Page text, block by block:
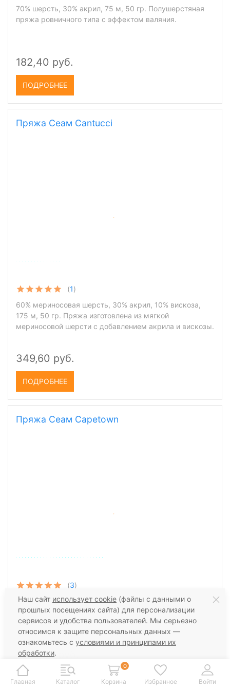
70% шерсть, 30% акрил, 75 м, 50 гр. Полушерстяная
пряжа ровничного типа с эффектом валяния.
182,40 руб.
ПОДРОБНЕЕ
Пряжа Сеам Cantucci
(1)
60% мериносовая шерсть, 30% акрил, 10% вискоза,
175 м, 50 гр. Пряжа изготовлена из мягкой
мериносовой шерсти с добавлением акрила и вискозы.
349,60 руб.
ПОДРОБНЕЕ
Пряжа Сеам Capetown
(3)
69% супер кидмохер, 31% малберри шелк, 275 м, 25
гр. Нежный и воздушный мохер
1 011,80 руб.
ПОДРОБНЕЕ
Наш сайт использует cookie (файлы с данными о
прошлых посещениях сайта) для персонализации
сервисов и удобства пользователей. Мы серьезно
относимся к защите персональных данных —
ознакомьтесь с условиями и принципами их
обработки.
Вы можете запретить сохранение cookie в
настройках своего браузера.
Главная Каталог
0
Корзина Избранное Войти